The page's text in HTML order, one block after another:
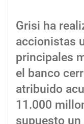
Grisi ha
accionistas
principales
el banco
atribuido
11.000
supuesto un